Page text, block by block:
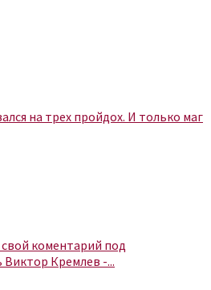
на трех пройдох. И только маг
коментарий под
Кремлев -...